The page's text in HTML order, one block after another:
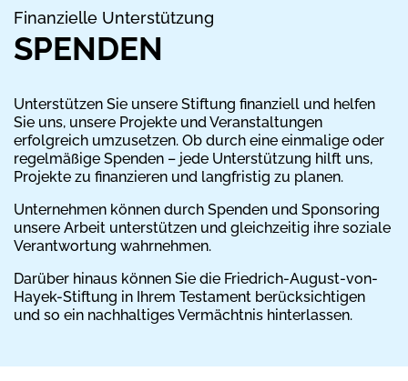
SPENDEN
Finanzielle Unterstützung
Unterstützen Sie unsere Stiftung finanziell und helfen
Sie uns, unsere Projekte und Veranstaltungen
erfolgreich umzusetzen. Ob durch eine einmalige oder
regelmäßige Spenden – jede Unterstützung hilft uns,
Projekte zu finanzieren und langfristig zu planen.
Unternehmen können durch Spenden und Sponsoring
unsere Arbeit unterstützen und gleichzeitig ihre soziale
Verantwortung wahrnehmen.
Darüber hinaus können Sie die Friedrich-August-von-
Hayek-Stiftung in Ihrem Testament berücksichtigen
und so ein nachhaltiges Vermächtnis hinterlassen.